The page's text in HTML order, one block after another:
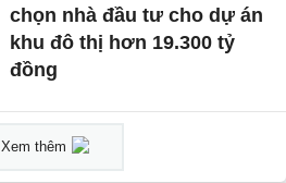
chọn nhà đầu tư cho dự án
khu đô thị hơn 19.300 tỷ
đồng
Xem thêm